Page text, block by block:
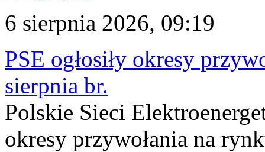
6 sierpnia 2026, 09:19
PSE ogłosiły okresy
sierpnia br.
Polskie Sieci
okresy przywołania na